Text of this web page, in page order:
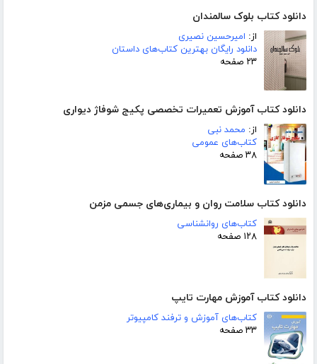
دانلود کتاب بلوک سالمندان
از: امیرحسین نصیری
دانلود رایگان بهترین کتاب‌های داستان
۲۳ صفحه
دانلود کتاب آموزش تعمیرات تخصصی پکیج شوفاژ دیواری
از: محمد نبی
کتاب‌های عمومی
۳۸ صفحه
دانلود کتاب سلامت روان و بیماری‌های جسمی مزمن
کتاب‌های روانشناسی
۱۲۸ صفحه
دانلود کتاب آموزش مهارت تایپ
کتاب‌های آموزش و ترفند کامپیوتر
۳۳ صفحه